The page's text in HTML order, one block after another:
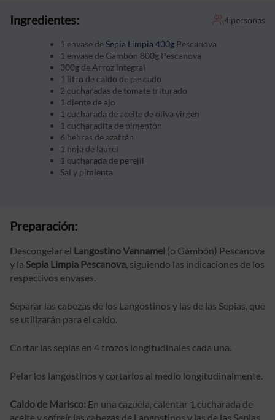
Ingredientes: 4 personas
1 envase de Sepia Limpia 400g Pescanova
1 envase de Gambón 800g Pescanova
300g de Arroz integral
1 litro de caldo de pescado
2 cucharadas de tomate triturado
1 diente de ajo
1 cucharada de aceite de oliva virgen
1 cucharadita de pimentón
6 hebras de azafrán
1 hoja de laurel
1 cucharada de perejil
Sal y pimienta
Preparación:
Descongelar el Langostino Vannamei (o Gambón) Pescanova
y la Sepia Limpia Pescanova, siguiendo las indicaciones de los
respectivos envases.
Separar las cabezas de los Langostinos y las de las Sepias, que
se utilizarán para el caldo.
Cortar las sepias en 4 trozos longitudinales cada una.
Pelar los langostinos y cortarlos al medio longitudinalmente.
Caldo de Marisco: En una cazuela, calentar 1 cucharada de
aceite y sofreír las cabezas de Langostinos y las de las Sepias